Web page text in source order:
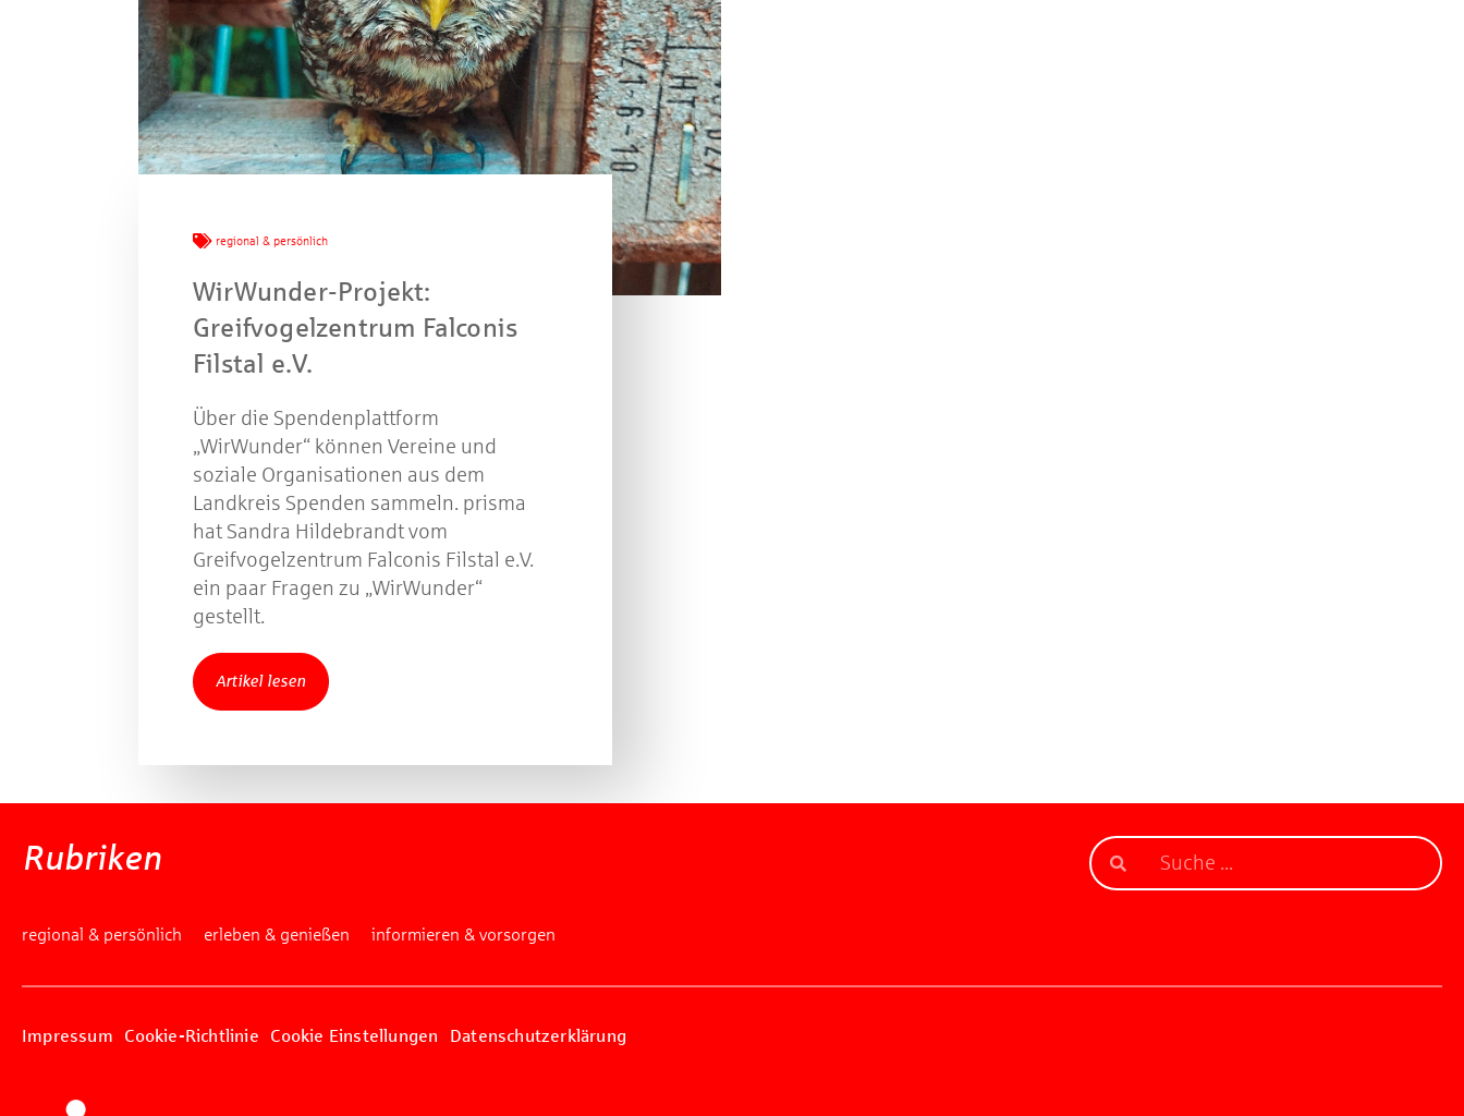
regional & persönlich
WirWunder-Projekt:
Greifvogelzentrum Falconis
Filstal e.V.
Über die Spendenplattform
„WirWunder“ können Vereine und
soziale Organisationen aus dem
Landkreis Spenden sammeln. prisma
hat Sandra Hildebrandt vom
Greifvogelzentrum Falconis Filstal e.V.
ein paar Fragen zu „WirWunder“
gestellt.
Artikel lesen
Rubriken
regional & persönlich erleben & genießen informieren & vorsorgen
Impressum Cookie-Richtlinie Cookie Einstellungen Datenschutzerklärung
Jetzt mitmachen und gewinnen!
Machen Sie mit bei unserem Gewinnspiel! Bis 31. Dezember 2021
verlosen wir 10 Gutscheine des Treffpunkt Gold der
Kreissparkasse Göppingen im Wert von je 30 Euro.
Beantworten Sie einfach folgende Frage:
Welches Jubiläum feiert die Kreissparkasse Göppingen in
diesem Jahr?
Gewinnspiel geschlossen